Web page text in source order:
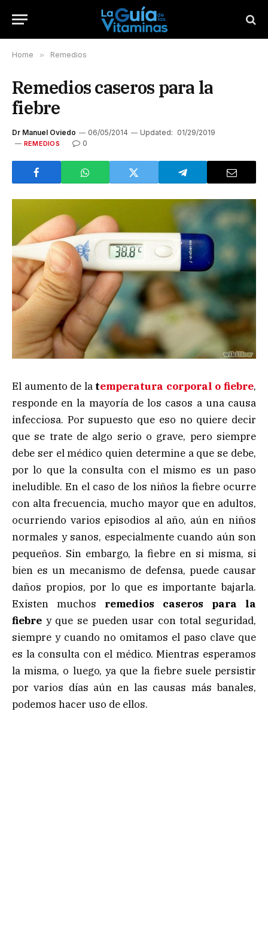
Home » Remedios
Remedios caseros para la
fiebre
Dr Manuel Oviedo 06/05/2014 Updated: 01/29/2019
REMEDIOS 0
El aumento de la temperatura corporal o fiebre,
responde en la mayoría de los casos a una causa
infecciosa. Por supuesto que eso no quiere decir
que se trate de algo serio o grave, pero siempre
debe ser el médico quien determine a que se debe,
por lo que la consulta con el mismo es un paso
ineludible. En el caso de los niños la fiebre ocurre
con alta frecuencia, mucho mayor que en adultos,
ocurriendo varios episodios al año, aún en niños
normales y sanos, especialmente cuando aún son
pequeños. Sin embargo, la fiebre en si misma, si
bien es un mecanismo de defensa, puede causar
daños propios, por lo que es importante bajarla.
Existen muchos remedios caseros para la
fiebre y que se pueden usar con total seguridad,
siempre y cuando no omitamos el paso clave que
es la consulta con el médico. Mientras esperamos
la misma, o luego, ya que la fiebre suele persistir
por varios días aún en las causas más banales,
podemos hacer uso de ellos.